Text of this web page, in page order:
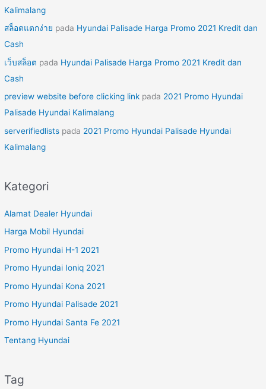
Kalimalang
สล็อตแตกง่าย pada Hyundai Palisade Harga Promo 2021 Kredit dan
Cash
เว็บสล็อต pada Hyundai Palisade Harga Promo 2021 Kredit dan
Cash
preview website before clicking link pada 2021 Promo Hyundai
Palisade Hyundai Kalimalang
serverifiedlists pada 2021 Promo Hyundai Palisade Hyundai
Kalimalang
Kategori
Alamat Dealer Hyundai
Harga Mobil Hyundai
Promo Hyundai H-1 2021
Promo Hyundai Ioniq 2021
Promo Hyundai Kona 2021
Promo Hyundai Palisade 2021
Promo Hyundai Santa Fe 2021
Tentang Hyundai
Tag